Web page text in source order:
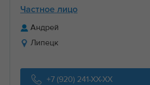
Частное лицо
Андрей
Липецк
+7 (920) 241-XX-XX